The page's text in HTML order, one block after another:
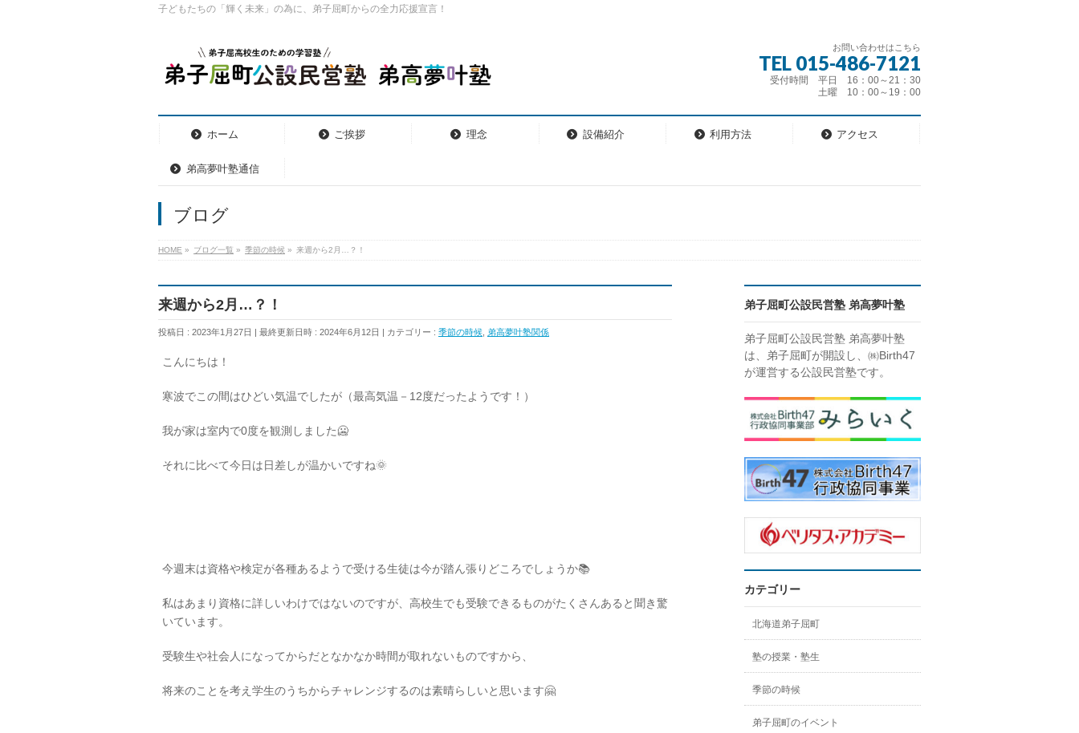
子どもたちの「輝く未来」の為に、弟子屈町からの全力応援宣言！
お問い合わせはこちら
TEL 015-486-7121
受付時間 平日 16：00～21：30
土曜 10：00～19：00
ホーム ご挨拶 理念 設備紹介 利用方法 アクセス
弟高夢叶塾通信
ブログ
HOME » ブログ一覧 » 季節の時候 » 来週から2月…？！
来週から2月…？！
投稿日 : 2023年1月27日 最終更新日時 : 2024年6月12日 カテゴリー : 季節の時候 弟高夢叶塾関係
こんにちは！
寒波でこの間はひどい気温でしたが（最高気温－12度だったようです！）
我が家は室内で0度を観測しました🥶
それに比べて今日は日差しが温かいですね🌞
今週末は資格や検定が各種あるようで受ける生徒は今が踏ん張りどころでしょうか📚
私はあまり資格に詳しいわけではないのですが、高校生でも受験できるものがたくさんあると聞き驚
いています。
受験生や社会人になってからだとなかなか時間が取れないものですから、
将来のことを考え学生のうちからチャレンジするのは素晴らしいと思います🤗
弟子屈町公設民営塾 弟高夢叶塾
弟子屈町公設民営塾 弟高夢叶塾
は、弟子屈町が開設し、㈱Birth47
が運営する公設民営塾です。
カテゴリー
北海道弟子屈町
塾の授業・塾生
季節の時候
弟子屈町のイベント